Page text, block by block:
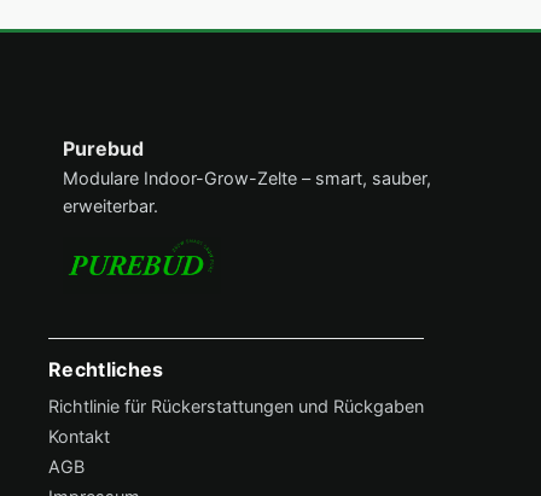
Über PureBud
Purebud
Modulare Indoor-Grow-Zelte – smart, sauber,
erweiterbar.
Rechtliches
Footer Menü
Richtlinie für Rückerstattungen und Rückgaben
Kontakt
AGB